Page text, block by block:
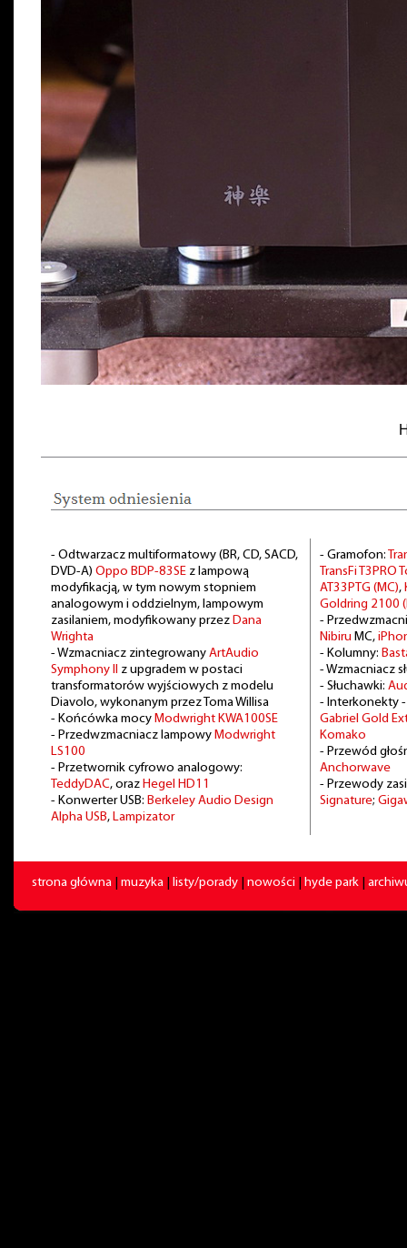
- Odtwarzacz multiformatowy (BR, CD, SACD,
DVD-A) Oppo BDP-83SEz lampową
modyfikacją, w tym nowym stopniem
analogowym i oddzielnym, lampowym
zasilaniem, modyfikowany przez Dana
Wrighta
- Wzmacniacz zintegrowany ArtAudio
Symphony II z upgradem w postaci
transformatorów wyjściowych z modelu
Diavolo, wykonanym przez Toma Willisa
- Końcówka mocy Modwright KWA100SE
- Przedwzmacniacz lampowy Modwright
LS100
- Przetwornik cyfrowo analogowy:
TeddyDAC, oraz Hegel HD11
- Konwerter USB: Berkeley Audio Design
Alpha USB, Lampizator
- Gramofon:
TransFi T3PRO
AT33PTG (MC),
Goldring 2100
-
NibiruMC,
- Kolumny:
- Wzmacniacz
- Słuchawki:
- Interkonekty
Gabriel Gold
Komako
- Przewód
Anchorwave
- Przewody
Signature;
strona główna muzyka listy/porady nowości hyde park